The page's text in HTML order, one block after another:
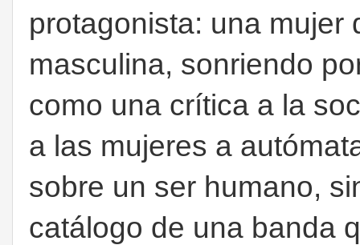
protagonista: una mujer
masculina, sonriendo
como una crítica a la
a las mujeres a
sobre un ser humano,
catálogo de una banda